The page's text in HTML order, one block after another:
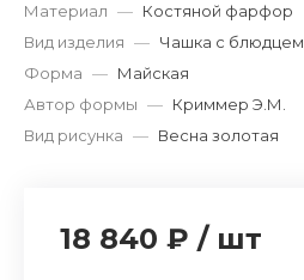
Материал — Костяной фарфор
Вид изделия — Чашка с блюдцем
Форма — Майская
Автор формы — Криммер Э.М.
Вид рисунка — Весна золотая
18 840 ₽ / шт